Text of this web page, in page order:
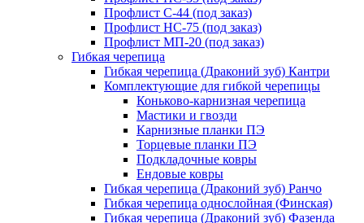
Профлист С-44 (под заказ)
Профлист НС-75 (под заказ)
Профлист МП-20 (под заказ)
Гибкая черепица
Гибкая черепица (Драконий зуб) Кантри
Комплектующие для гибкой черепицы
Коньково-карнизная черепица
Мастики и гвозди
Карнизные планки ПЭ
Торцевые планки ПЭ
Подкладочные ковры
Ендовые ковры
Гибкая черепица (Драконий зуб) Ранчо
Гибкая черепица однослойная (Финская)
Гибкая черепица (Драконий зуб) Фазенда